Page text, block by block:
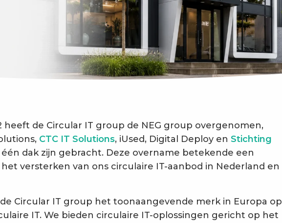
heeft de Circular IT group de NEG group overgenomen,
CTC IT Solutions, iUsed, Digital Deploy en Stichting
dak zijn gebracht. Deze overname betekende een
versterken van ons circulaire IT-aanbod in Nederland en
Circular IT group het toonaangevende merk in Europa op
IT. We bieden circulaire IT-oplossingen gericht op het